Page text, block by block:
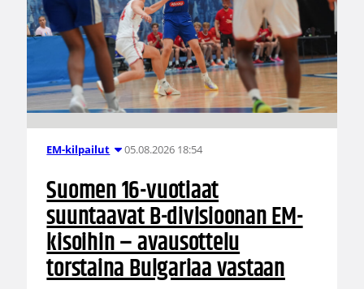
EM-kilpailut 05.08.2026 18:54
Suomen 16-vuotiaat
suuntaavat B-divisioonan EM-
kisoihin – avausottelu
torstaina Bulgariaa vastaan